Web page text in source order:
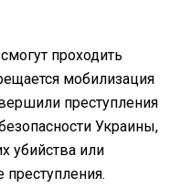
проходить
мобилизация
преступления
Украины,
убийства или